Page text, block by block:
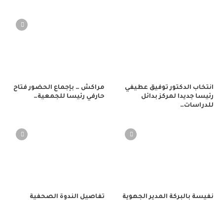
انتخاب الدكتور توفيق عطيفي
رئيسا جديدا لمركز بدائل
للدراسات…
مراكش … بإجماع الحضور فتاح
حارفي رئيسا للجمعية…
نفيسة بالبركة المدير الجهوية
تفاصيل الندوة الصحفية